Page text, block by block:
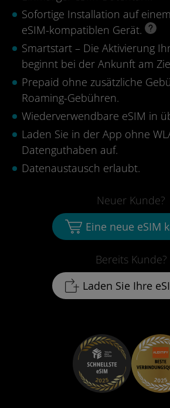
Sofortige Installation auf
eSIM-kompatiblen Gerät.
Smartstart – Die Aktivierung
beginnt bei der Ankunft am
Prepaid ohne zusätzliche
Roaming-Gebühren.
Wiederverwendbare eSIM in
Laden Sie in der App ohne
Datenguthaben auf.
Datenaustausch erlaubt.
Bereits Kunde?
Laden Sie Ihre
Neuer Kunde?
Eine neue eSIM